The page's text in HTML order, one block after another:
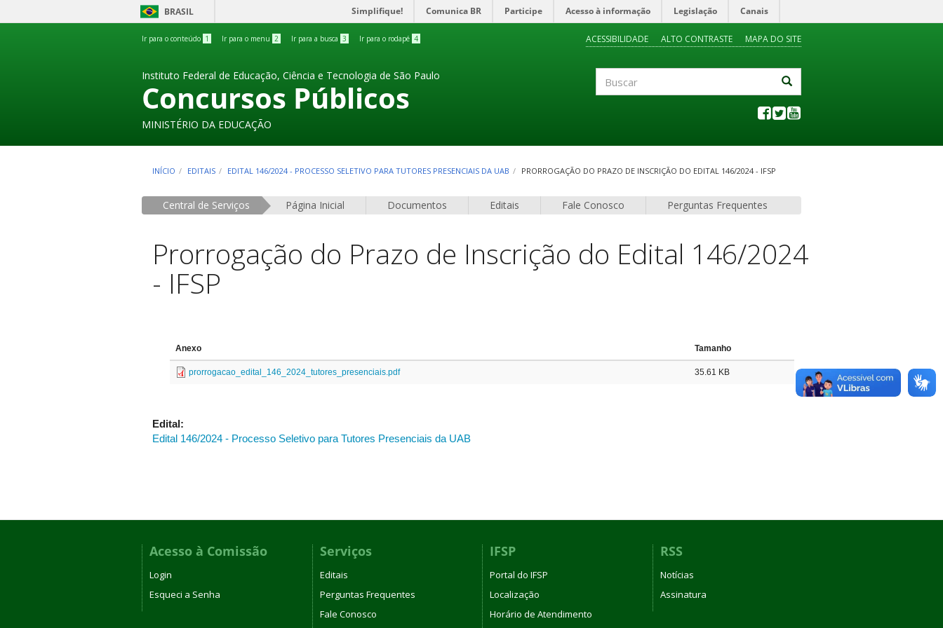
BRASIL Simplifique! Comunica BR Participe Acesso à informação Legislação Canais
Ir para o conteúdo 1 Ir para o menu 2 Ir para a busca 3 Ir para o rodapé 4 ACESSIBILIDADE ALTO CONTRASTE MAPA DO SITE
Instituto Federal de Educação, Ciência e Tecnologia de São Paulo
Concursos Públicos
MINISTÉRIO DA EDUCAÇÃO
INÍCIO EDITAIS EDITAL 146/2024 - PROCESSO SELETIVO PARA TUTORES PRESENCIAIS DA UAB PRORROGAÇÃO DO PRAZO DE INSCRIÇÃO DO EDITAL 146/2024 - IFSP
Central de Serviços Página Inicial Documentos Editais Fale Conosco Perguntas Frequentes
Prorrogação do Prazo de Inscrição do Edital 146/2024
- IFSP
Anexo Tamanho
prorrogacao_edital_146_2024_tutores_presenciais.pdf 35.61 KB
Edital:
Edital 146/2024 - Processo Seletivo para Tutores Presenciais da UAB
Acesso à Comissão
Login
Esqueci a Senha
Serviços
Editais
Perguntas Frequentes
Fale Conosco
IFSP
Portal do IFSP
Localização
Horário de Atendimento
RSS
Notícias
Assinatura